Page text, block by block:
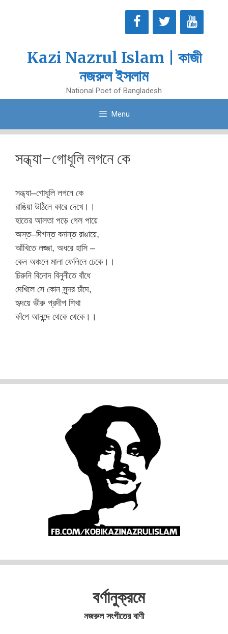
Kazi Nazrul Islam | কাজী
নজরুল ইসলাম
National Poet of Bangladesh
Menu
সন্ধ্যা–গোধূলি লগনে কে
সন্ধ্যা–গোধূলি লগনে কে
রাঙিয়া উঠিলে কারে দেখে।।
হাতের আলতা পড়ে গেল পায়ে
অস্ত–দিগন্ত বনান্ত রাঙায়ে,
আঁখিতে লজ্জা, অধরে হাসি –
কেন অঞ্চলে মালা ফেলিলে ঢেকে।।
চিরুনি বিনোদ বিনুনীতে বাঁধে
দেখিলে সে কোন সুন্দর চাঁদে,
হৃদয়ে ভীরু প্রদীপ শিখা
কাঁপে আনন্দে থেকে থেকে।।
বর্ণানুক্রমে
নজরুল সংগীতের বাণী